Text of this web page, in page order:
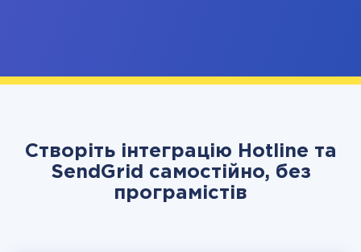
Створіть інтеграцію Hotline та
SendGrid самостійно, без
програмістів